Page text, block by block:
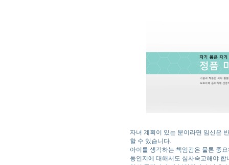
자녀 계획이 있는 분이라면 임신은
할 수 있습니다.
아이를 생각하는 책임감은 물론 중
동인지에 대해서도 심사숙고해야 합